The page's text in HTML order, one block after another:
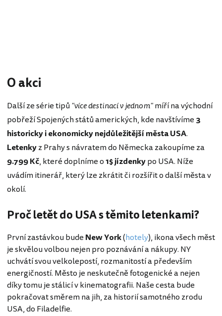
O akci
Další ze série tipů"více destinací v jednom"míří na východní
pobřeží Spojených států amerických, kde navštívíme 3
historicky i ekonomicky nejdůležitější města USA.
Letenkyz Prahy s návratem do Německa zakoupíme za
9.799 Kč, které doplníme o1$ jízdenkypo USA. Níže
uvádím itinerář, který lze zkrátit či rozšířit o další města v
okolí.
Proč letět do USA s těmito letenkami?
První zastávkou bude New York(hotely), ikona všech měst
je skvělou volbou nejen pro poznávání a nákupy. NY
uchvátí svou velkolepostí, rozmanitostí a především
energičností. Město je neskutečně fotogenické a nejen
díky tomu je stálicí v kinematografii. Naše cesta bude
pokračovat směrem na jih, za historií samotného zrodu
USA, do Filadelfie.